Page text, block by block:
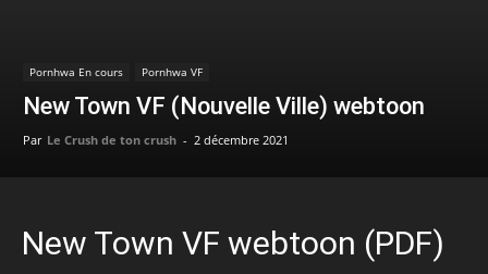
Pornhwa En cours Pornhwa VF
New Town VF (Nouvelle Ville) webtoon
Par Le Crush de ton crush - 2 décembre 2021
New Town VF webtoon (PDF)